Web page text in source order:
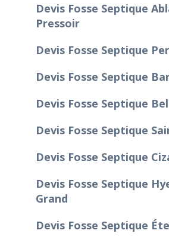
Devis Fosse Septique
Pressoir
Devis Fosse Septique
Devis Fosse Septique
Devis Fosse Septique
Devis Fosse Septique
Devis Fosse Septique
Devis Fosse Septique
Grand
Devis Fosse Septique